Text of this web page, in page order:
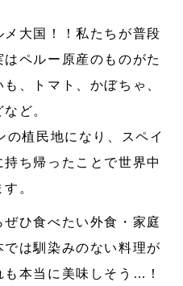
大国！！私たちが普段
ペルー原産のものがた
、トマト、かぼちゃ、
ど。
植民地になり、スペイ
ち帰ったことで世界中
。
ひ食べたい外食・家庭
は馴染みのない料理が
本当に美味しそう…！